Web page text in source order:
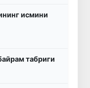
исмини
табриги